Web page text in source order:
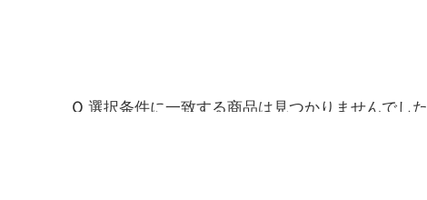
0 選択条件に一致する商品は見つかりませんでした